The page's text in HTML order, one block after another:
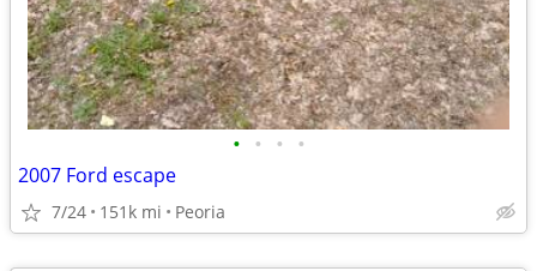
• • • •
2007 Ford escape
7/24 151k mi Peoria